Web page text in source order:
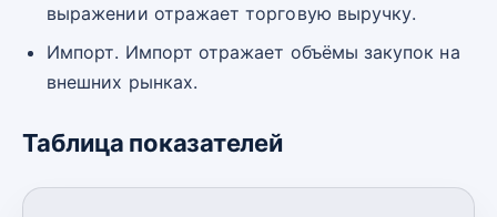
выражении отражает торговую выручку.
Импорт. Импорт отражает объёмы закупок на
внешних рынках.
Таблица показателей